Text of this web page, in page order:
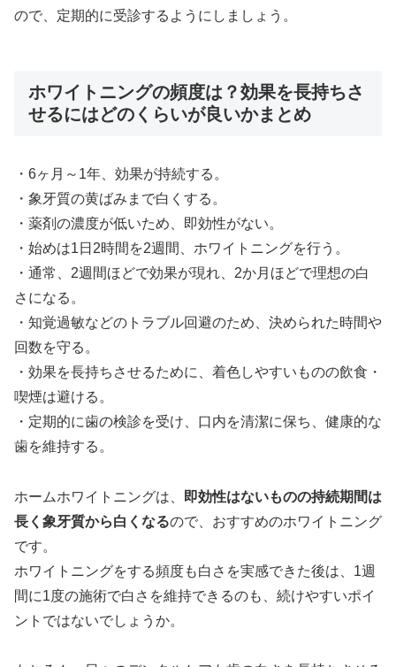
ので、定期的に受診するようにしましょう。
ホワイトニングの頻度は？効果を長持ちさ
せるにはどのくらいが良いかまとめ
・6ヶ月～1年、効果が持続する。
・象牙質の黄ばみまで白くする。
・薬剤の濃度が低いため、即効性がない。
・始めは1日2時間を2週間、ホワイトニングを行う。
・通常、2週間ほどで効果が現れ、2か月ほどで理想の白
さになる。
・知覚過敏などのトラブル回避のため、決められた時間や
回数を守る。
・効果を長持ちさせるために、着色しやすいものの飲食・
喫煙は避ける。
・定期的に歯の検診を受け、口内を清潔に保ち、健康的な
歯を維持する。
ホームホワイトニングは、
即効性はないものの持続期間は
長く象牙質から白くなるので、おすすめのホワイトニング
です。
ホワイトニングをする頻度も白さを実感できた後は、1週
間に1度の施術で白さを維持できるのも、続けやすいポイ
ントではないでしょうか。